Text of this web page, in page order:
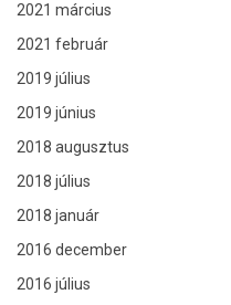
2021 március
2021 február
2019 július
2019 június
2018 augusztus
2018 július
2018 január
2016 december
2016 július